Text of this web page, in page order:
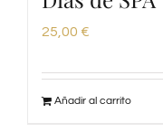
25,00 €
Añadir al carrito